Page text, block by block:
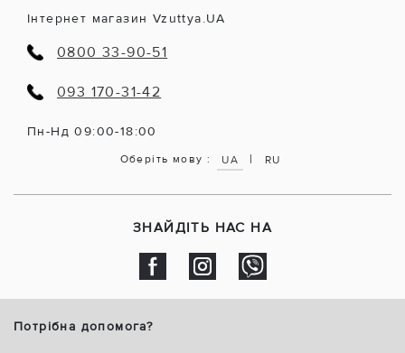
Інтернет магазин Vzuttya.UA
0800 33-90-51
093 170-31-42
Пн-Нд 09:00-18:00
Оберіть мову : UA | RU
ЗНАЙДІТЬ НАС НА
Потрібна допомога?